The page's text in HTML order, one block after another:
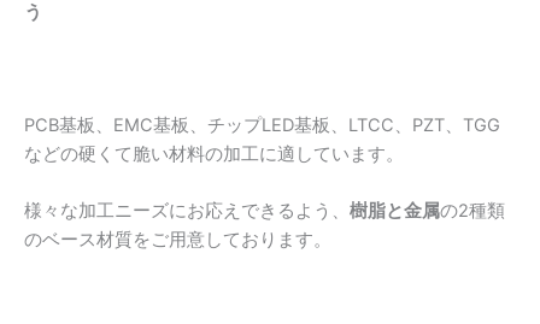
う
PCB基板、EMC基板、チップLED基板、LTCC、PZT、TGG
などの硬くて脆い材料の加工に適しています。
様々な加工ニーズにお応えできるよう、 樹脂と金属の2種類
のベース材質をご用意しております。